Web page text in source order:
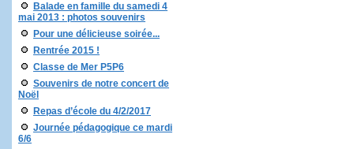
Balade en famille du samedi 4
mai 2013 : photos souvenirs
Pour une délicieuse soirée...
Rentrée 2015 !
Classe de Mer P5P6
Souvenirs de notre concert de
Noël
Repas d’école du 4/2/2017
Journée pédagogique ce mardi
6/6